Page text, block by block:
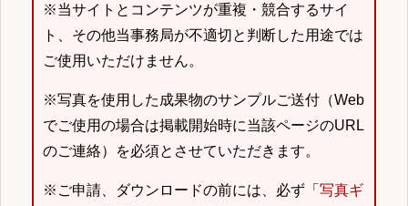
※当サイトとコンテンツが重複・競合するサイ
ト、その他当事務局が不適切と判断した用途では
ご使用いただけません。
※写真を使用した成果物のサンプルご送付（Web
でご使用の場合は掲載開始時に当該ページのURL
のご連絡）を必須とさせていただきます。
※ご申請、ダウンロードの前には、必ず「 写真ギ